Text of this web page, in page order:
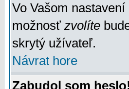
Vo Vašom
možnosť zvolíte
skrytý užívateľ.
Návrat hore
Zabudol som